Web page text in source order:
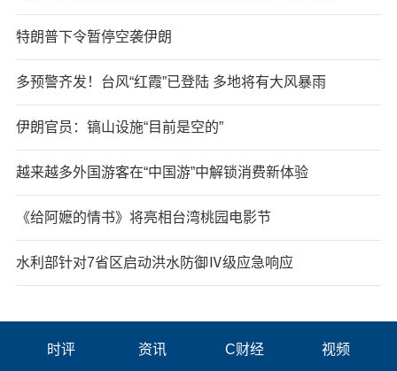
特朗普下令暂停空袭伊朗
多预警齐发！台风“红霞”已登陆 多地将有大风暴雨
伊朗官员：镐山设施“目前是空的”
越来越多外国游客在“中国游”中解锁消费新体验
《给阿嬷的情书》将亮相台湾桃园电影节
水利部针对7省区启动洪水防御Ⅳ级应急响应
时评 资讯 C财经 视频